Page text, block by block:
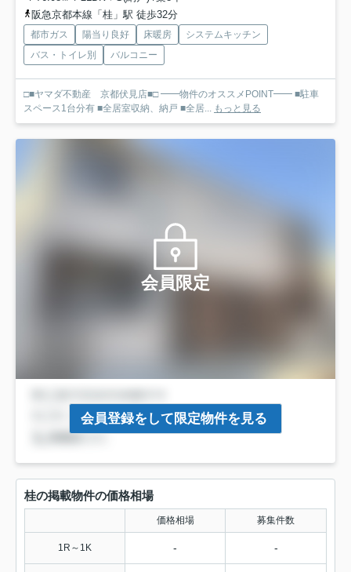
阪急京都本線「桂」駅 徒歩32分
都市ガス 陽当り良好 床暖房
システムキッチン
バス・トイレ別
バルコニー
□■ヤマダ不動産 京都伏見店■□ ━━物件のオススメPOINT━━ ■駐車
スペース1台分有 ■全居室収納、納戸 ■全居... もっと見る
会員限定
会員登録をして限定物件を見る
桂の掲載物件の価格相場
価格相場 募集件数
1R～1K - -